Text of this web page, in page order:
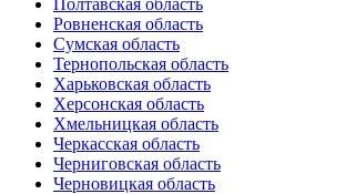
Полтавская область
Ровненская область
Сумская область
Тернопольская область
Харьковская область
Херсонская область
Хмельницкая область
Черкасская область
Черниговская область
Черновицкая область